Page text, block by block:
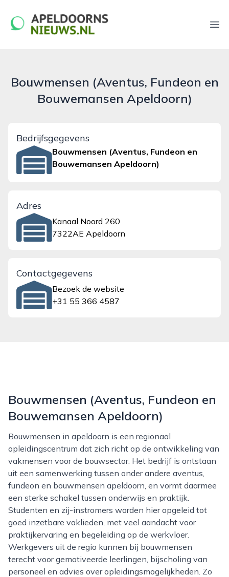
apeldoornsnieuws.nl
Bouwmensen (Aventus, Fundeon en
Bouwemansen Apeldoorn)
Bedrijfsgegevens
Bouwmensen (Aventus, Fundeon en
Bouwemansen Apeldoorn)
Adres
Kanaal Noord 260
7322AE Apeldoorn
Contactgegevens
Bezoek de website
+31 55 366 4587
Bouwmensen (Aventus, Fundeon en
Bouwemansen Apeldoorn)
Bouwmensen in apeldoorn is een regionaal
opleidingscentrum dat zich richt op de ontwikkeling van
vakmensen voor de bouwsector. Het bedrijf is ontstaan
uit een samenwerking tussen onder andere aventus,
fundeon en bouwmensen apeldoorn, en vormt daarmee
een sterke schakel tussen onderwijs en praktijk.
Studenten en zij-instromers worden hier opgeleid tot
goed inzetbare vaklieden, met veel aandacht voor
praktijkervaring en begeleiding op de werkvloer.
Werkgevers uit de regio kunnen bij bouwmensen
terecht voor gemotiveerde leerlingen, bijscholing van
personeel en advies over opleidingsmogelijkheden. Zo